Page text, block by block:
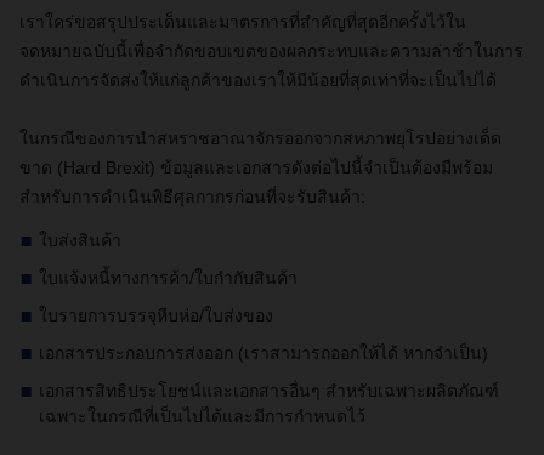
เราใคร่ขอสรุปประเด็นและมาตรการที่สำคัญที่สุดอีกครั้งไว้ใน
จดหมายฉบับนี้เพื่อจำกัดขอบเขตของผลกระทบและความล่าช้าในการ
ดำเนินการจัดส่งให้แก่ลูกค้าของเราให้มีน้อยที่สุดเท่าที่จะเป็นไปได้
ในกรณีของการนำสหราชอาณาจักรออกจากสหภาพยุโรปอย่างเด็ด
ขาด (Hard Brexit) ข้อมูลและเอกสารดังต่อไปนี้จำเป็นต้องมีพร้อม
สำหรับการดำเนินพิธีศุลกากรก่อนที่จะรับสินค้า:
ใบส่งสินค้า
ใบแจ้งหนี้ทางการค้า/ใบกำกับสินค้า
ใบรายการบรรจุหีบห่อ/ใบส่งของ
เอกสารประกอบการส่งออก (เราสามารถออกให้ได้ หากจำเป็น)
เอกสารสิทธิประโยชน์และเอกสารอื่นๆ สำหรับเฉพาะผลิตภัณฑ์
เฉพาะในกรณีที่เป็นไปได้และมีการกำหนดไว้